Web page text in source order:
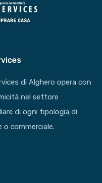
di Alghero opera con
nel settore
di ogni tipologia di
o commerciale.